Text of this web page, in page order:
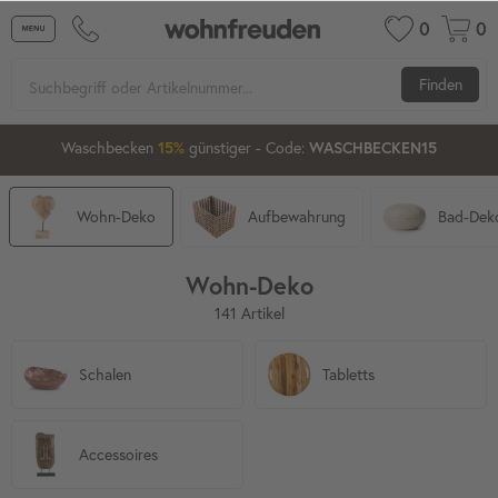
0 0
Finden
13 27 21
15%
Waschbecken ab 80 cm20%günstiger- Code:XXL-20
Wohn-Deko Aufbewahrung Bad-
Wohn-Deko
141 Artikel
Schalen Tabletts
Accessoires